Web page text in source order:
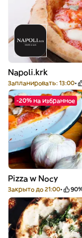
Napoli.krk
Запланировать: 13:00
-20% на избранное
Pizza w Nocy
Закрыто до 21:00